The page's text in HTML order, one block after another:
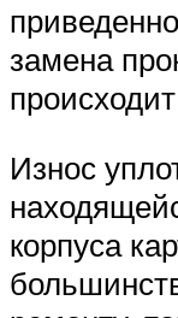
замена
Износ
корпуса